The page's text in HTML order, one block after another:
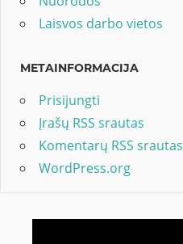
Laisvos darbo vietos
METAINFORMACIJA
Prisijungti
Įrašų RSS srautas
Komentarų RSS srautas
WordPress.org